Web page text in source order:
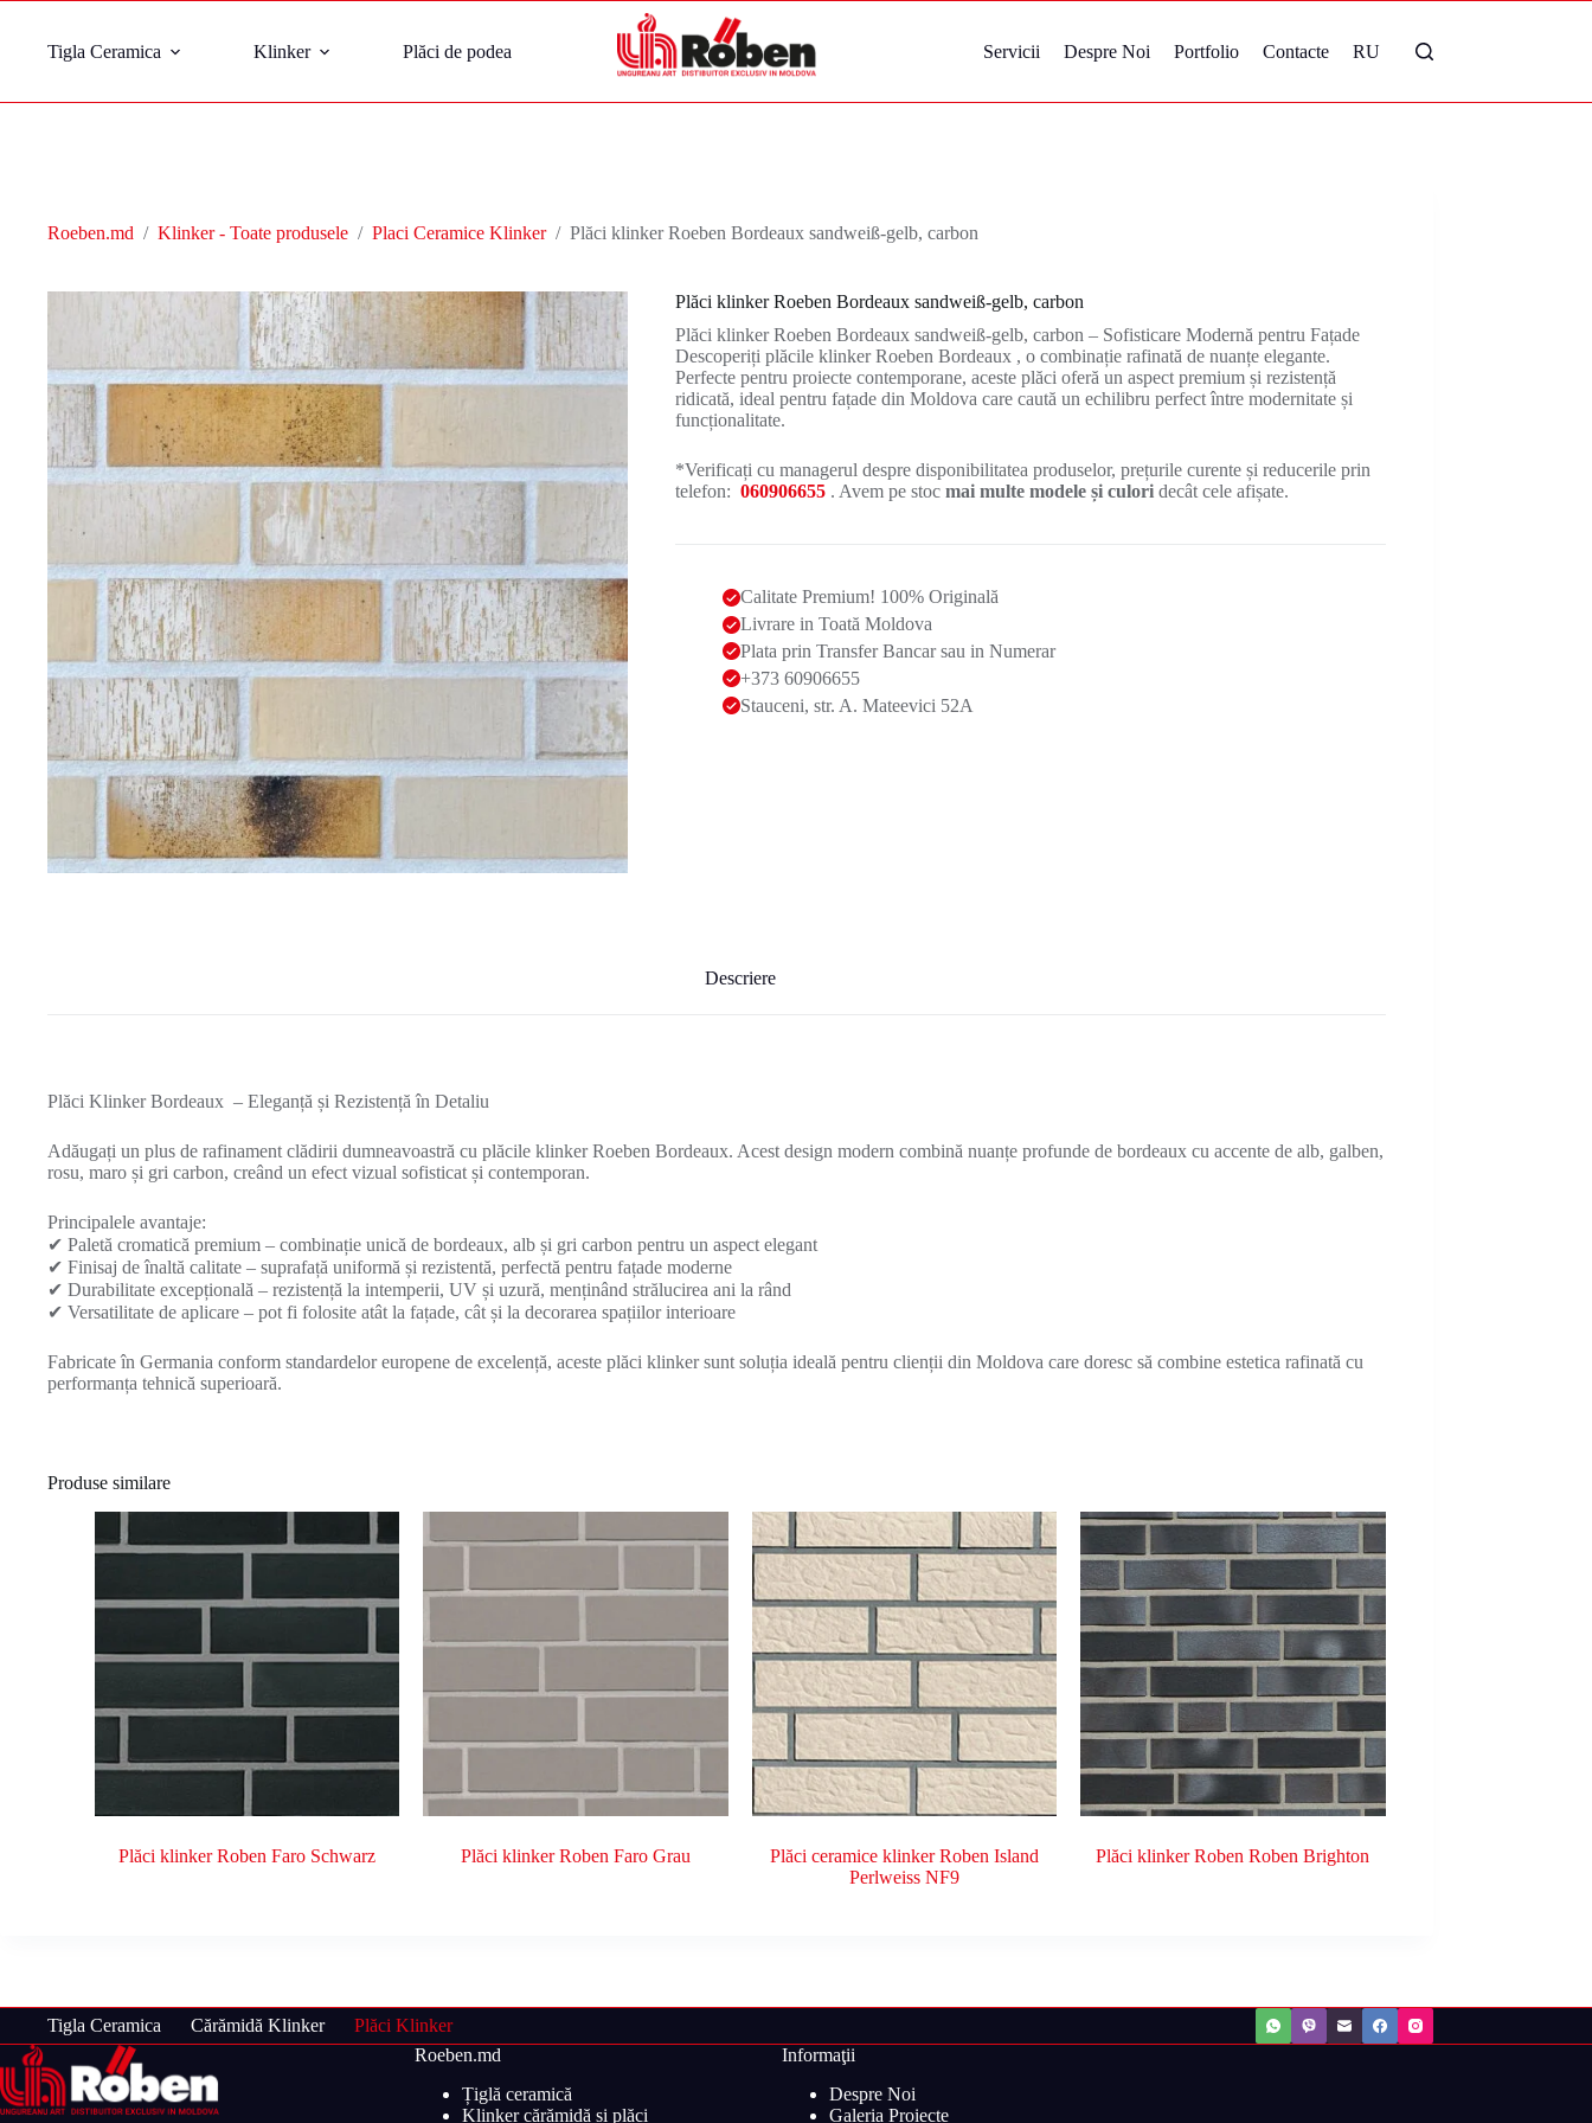
Tigla Ceramica Klinker Plăci de podea Servicii Despre Noi Portfolio Contacte RU
Roeben.md / Klinker - Toate produsele / Placi Ceramice Klinker / Plăci klinker Roeben Bordeaux sandweiß-gelb, carbon
Plăci klinker Roeben Bordeaux sandweiß-gelb, carbon
Plăci klinker Roeben Bordeaux sandweiß-gelb, carbon – Sofisticare Modernă pentru Fațade
Descoperiți plăcile klinker Roeben Bordeaux , o combinație rafinată de nuanțe elegante.
Perfecte pentru proiecte contemporane, aceste plăci oferă un aspect premium și rezistență
ridicată, ideal pentru fațade din Moldova care caută un echilibru perfect între modernitate și
funcționalitate.
*Verificați cu managerul despre disponibilitatea produselor, prețurile curente și reducerile prin
telefon:060906655 . Avem pe stocmai multe modele și culoridecât cele afișate.
Calitate Premium! 100% Originală
Livrare in Toată Moldova
Plata prin Transfer Bancar sau in Numerar
+373 60906655
Stauceni, str. A. Mateevici 52A
Descriere
Plăci Klinker Bordeaux – Eleganță și Rezistență în Detaliu
Adăugați un plus de rafinament clădirii dumneavoastră cu plăcile klinker Roeben Bordeaux. Acest design modern combină nuanțe profunde de bordeaux cu accente de alb, galben,
rosu, maro și gri carbon, creând un efect vizual sofisticat și contemporan.
Principalele avantaje:
✔ Paletă cromatică premium – combinație unică de bordeaux, alb și gri carbon pentru un aspect elegant
✔ Finisaj de înaltă calitate – suprafață uniformă și rezistentă, perfectă pentru fațade moderne
✔ Durabilitate excepțională – rezistență la intemperii, UV și uzură, menținând strălucirea ani la rând
✔ Versatilitate de aplicare – pot fi folosite atât la fațade, cât și la decorarea spațiilor interioare
Fabricate în Germania conform standardelor europene de excelență, aceste plăci klinker sunt soluția ideală pentru clienții din Moldova care doresc să combine estetica rafinată cu
performanța tehnică superioară.
Produse similare
Plăci klinker Roben Faro Schwarz Plăci klinker Roben Faro Grau
Plăci ceramice klinker Roben Island
Perlweiss NF9
Plăci klinker Roben Roben Brighton
Tigla Ceramica Cărămidă Klinker
Plăci Klinker
Roeben.md
Țiglă ceramică
Klinker cărămidă și plăci
Informaţii
Despre Noi
Galeria Proiecte